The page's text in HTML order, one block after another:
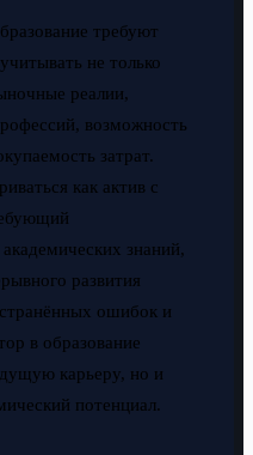
требуют
не только
реалии,
возможность
затрат.
как актив с
знаний,
развития
ошибок и
в образование
карьеру, но и
потенциал.